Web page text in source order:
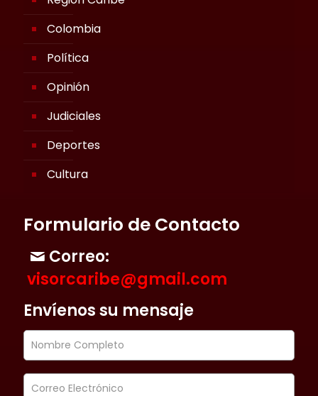
Colombia
Política
Opinión
Judiciales
Deportes
Cultura
Formulario de Contacto
Correo:
visorcaribe@gmail.com
Envíenos su mensaje